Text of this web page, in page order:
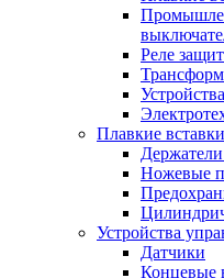
Реле
Плавкие
Ножевые
Устройства
Датчики
Концевые